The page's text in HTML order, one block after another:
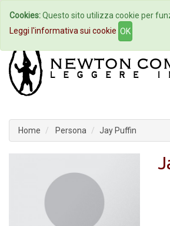
Home Autori
Home Persona Jay Puffin
Cookies:Questo sito utilizza cookie per
Leggi l'informativa sui cookie OK